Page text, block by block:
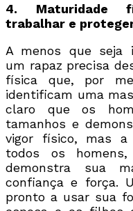
4. Maturidade
trabalhar e
A menos que seja
um rapaz precisa
física que, por
identificam uma
claro que os
tamanhos e
vigor físico, mas
todos os
demonstra sua
confiança e força.
pronto a usar sua